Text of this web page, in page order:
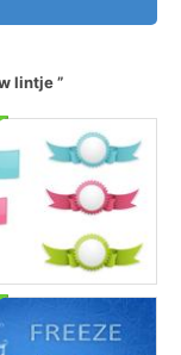
lintje